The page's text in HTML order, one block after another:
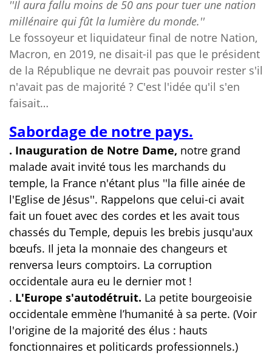
''Il aura fallu moins de 50 ans pour tuer une nation
millénaire qui fût la lumière du monde.''
Le fossoyeur et liquidateur final de notre Nation,
Macron, en 2019, ne disait-il pas que le président
de la République ne devrait pas pouvoir rester s'il
n'avait pas de majorité ? C'est l'idée qu'il s'en
faisait…
Sabordage de notre pays.
. Inauguration de Notre Dame, notre grand
malade avait invité tous les marchands du
temple, la France n'étant plus ''la fille ainée de
l'Eglise de Jésus''. Rappelons que celui-ci avait
fait un fouet avec des cordes et les avait tous
chassés du Temple, depuis les brebis jusqu'aux
bœufs. Il jeta la monnaie des changeurs et
renversa leurs comptoirs. La corruption
occidentale aura eu le dernier mot !
. L'Europe s'autodétruit. La petite bourgeoisie
occidentale emmène l’humanité à sa perte. (Voir
l'origine de la majorité des élus : hauts
fonctionnaires et politicards professionnels.)